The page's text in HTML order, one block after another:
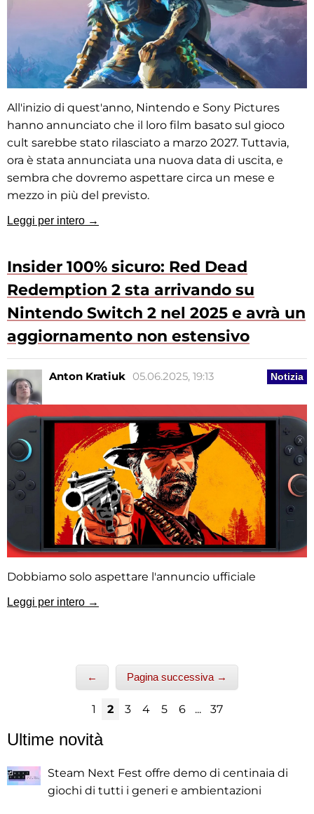
All'inizio di quest'anno, Nintendo e Sony Pictures
hanno annunciato che il loro film basato sul gioco
cult sarebbe stato rilasciato a marzo 2027. Tuttavia,
ora è stata annunciata una nuova data di uscita, e
sembra che dovremo aspettare circa un mese e
mezzo in più del previsto.
Leggi per intero →
Insider 100% sicuro: Red Dead
Redemption 2 sta arrivando su
Nintendo Switch 2 nel 2025 e avrà un
aggiornamento non estensivo
Notizia
Anton Kratiuk 05.06.2025, 19:13
Dobbiamo solo aspettare l'annuncio ufficiale
Leggi per intero →
← Pagina successiva →
1 2 3 4 5 6 ... 37
Ultime novità
Steam Next Fest offre demo di centinaia di
giochi di tutti i generi e ambientazioni